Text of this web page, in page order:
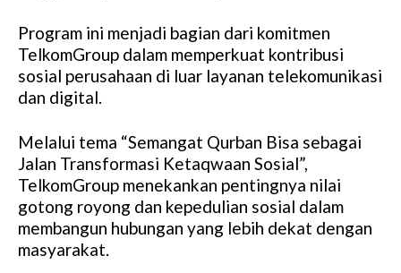
Program ini menjadi bagian dari komitmen
TelkomGroup dalam memperkuat kontribusi
sosial perusahaan di luar layanan telekomunikasi
dan digital.
Melalui tema “Semangat Qurban Bisa sebagai
Jalan Transformasi Ketaqwaan Sosial”,
TelkomGroup menekankan pentingnya nilai
gotong royong dan kepedulian sosial dalam
membangun hubungan yang lebih dekat dengan
masyarakat.